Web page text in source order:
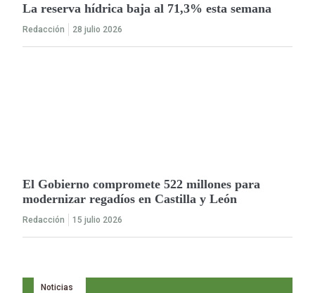
La reserva hídrica baja al 71,3% esta semana
Redacción 28 julio 2026
El Gobierno compromete 522 millones para
modernizar regadíos en Castilla y León
Redacción 15 julio 2026
Noticias